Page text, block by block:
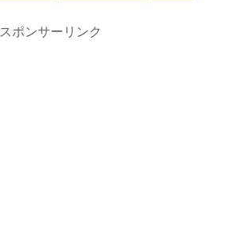
スポンサーリンク